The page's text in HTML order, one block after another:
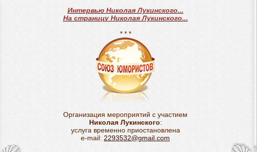
Интервью Николая Лукинского...
На страницу Николая Лукинского...
* * *
Организация мероприятий с участием
Николая Лукинского:
услуга временно приостановлена
e-mail: 2293532@gmail.com